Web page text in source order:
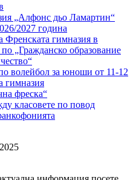
„Алфонс дьо Ламартин“
2027 година
Френската гимназия в
„Гражданско образование
волейбол за юноши от 11-12
гимназия
фреска“
класовете по повод